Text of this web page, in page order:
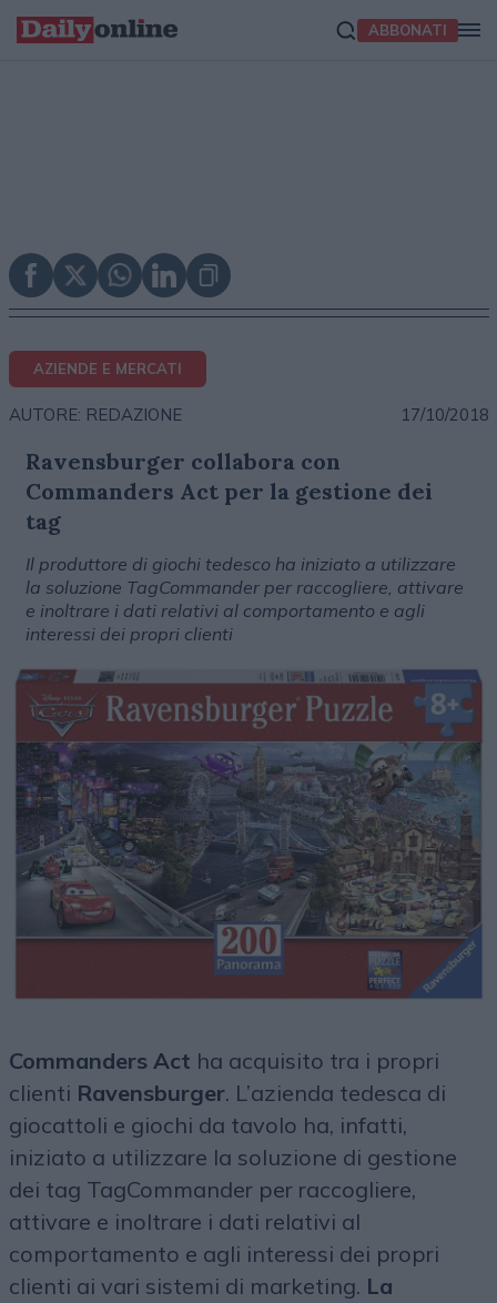
ABBONATI
AZIENDE E MERCATI
AUTORE: REDAZIONE 17/10/2018
Ravensburger collabora con
Commanders Act per la gestione dei
tag
Il produttore di giochi tedesco ha iniziato a utilizzare
la soluzione TagCommander per raccogliere, attivare
e inoltrare i dati relativi al comportamento e agli
interessi dei propri clienti
Commanders Act ha acquisito tra i propri
clienti Ravensburger. L’azienda tedesca di
giocattoli e giochi da tavolo ha, infatti,
iniziato a utilizzare la soluzione di gestione
dei tag TagCommander per raccogliere,
attivare e inoltrare i dati relativi al
comportamento e agli interessi dei propri
clienti ai vari sistemi di marketing. La